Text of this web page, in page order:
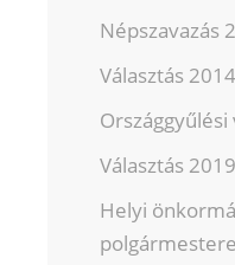
Népszavazás
Választás 2014
Választás 2019
Helyi